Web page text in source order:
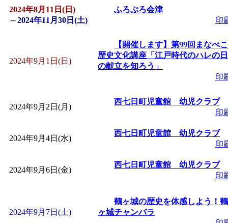
「皆鶴姫のこびる塾
」 受付期間：～
「子育て講座「ばん
2026/07/10～2026/08/
子育て交流広場「
間：2026/07/13～
「 子育て交流広場「
間：2026/08/10～2026/
2024年8月11日(日)
～2024年11月30日(土)
ふろぷろ会津
印
2024年9月1日(日)
【開催します】第99回まなべこ
歴史文化講座「江戸時代のハレの日
の献立を知ろう」
印
2024年9月2日(月)
西七日町児童館 幼児クラブ
印
2024年9月4日(水)
西七日町児童館 幼児クラブ
印
2024年9月6日(金)
西七日町児童館 幼児クラブ
印
2024年9月7日(土)
鶴ヶ城の歴史を体感しよう！鶴
ヶ城チャンバラ